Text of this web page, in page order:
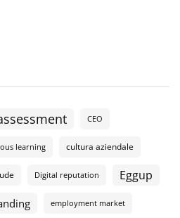
CEO
learning cultura aziendale
Digital reputation Eggup
employment market